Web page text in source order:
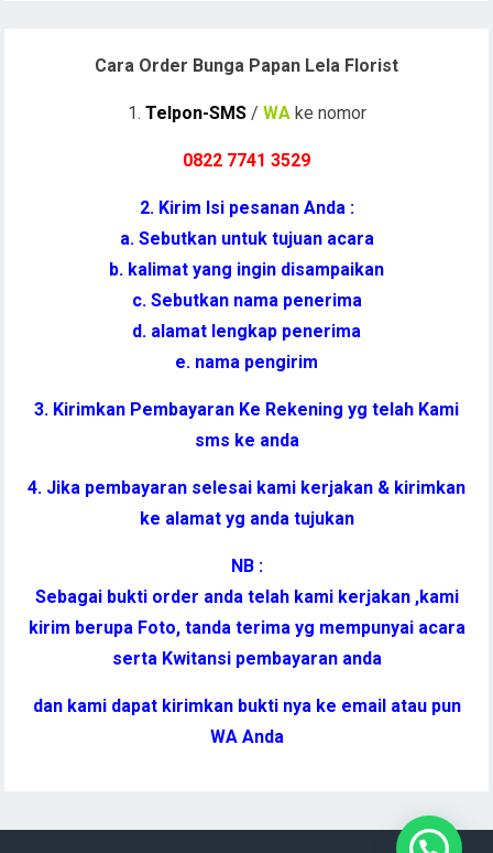
Cara Order Bunga Papan Lela Florist
1. Telpon-SMS/ WAke nomor
0822 7741 3529
2. Kirim Isi pesanan Anda :
a. Sebutkan untuk tujuan acara
b. kalimat yang ingin disampaikan
c. Sebutkan nama penerima
d. alamat lengkap penerima
e. nama pengirim
3. Kirimkan Pembayaran Ke Rekening yg telah Kami
sms ke anda
4. Jika pembayaran selesai kami kerjakan & kirimkan
ke alamat yg anda tujukan
NB :
Sebagai bukti order anda telah kami kerjakan ,kami
kirim berupa Foto, tanda terima yg mempunyai acara
serta Kwitansi pembayaran anda
dan kami dapat kirimkan bukti nya ke email atau pun
WA Anda